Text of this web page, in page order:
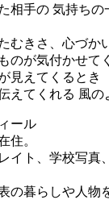
相手の 気持ちの
むきさ、心づか
のが気付かせて
見えてくるとき
えてくれる 風の
ール
住。
イト、学校写真
の暮らしや人物